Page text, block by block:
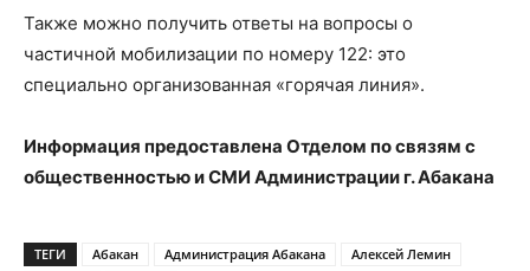
Также можно получить ответы на вопросы о
частичной мобилизации по номеру 122: это
специально организованная «горячая линия».
Информация предоставлена Отделом по связям с
общественностью и СМИ Администрации г. Абакана
ТЕГИ Абакан Администрация Абакана
Алексей Лемин